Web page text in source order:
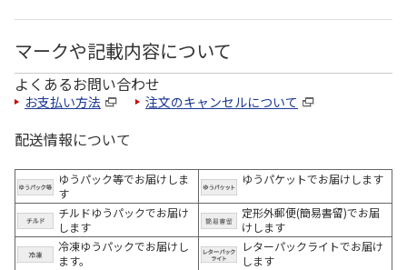
マークや記載内容について
よくあるお問い合わせ
お支払い方法 注文のキャンセルについて
配送情報について
ゆうパック等でお届けしま
す
ゆうパケットでお届けします
チルドゆうパックでお届け
します
定形外郵便(簡易書留)でお届
けします
冷凍ゆうパックでお届けし
ます。
レターパックライトでお届け
します